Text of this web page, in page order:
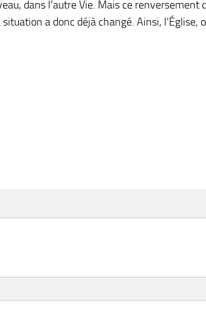
dans l’autre Vie. Mais ce renversement
a donc déjà changé. Ainsi, l’Église,